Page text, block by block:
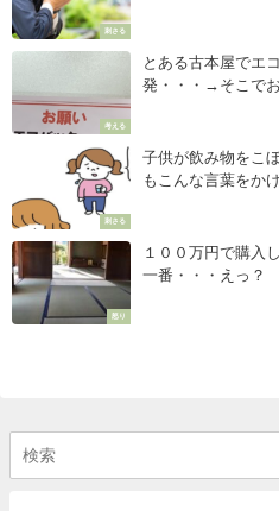
刺さる
考える
とある古本屋でエ
発・・・→そこで
刺さる
子供が飲み物をこ
もこんな言葉をか
怒り
１００万円で購入
一番・・・えっ？